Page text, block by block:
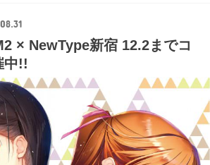
× NewType新宿 12.2までコ
中!!